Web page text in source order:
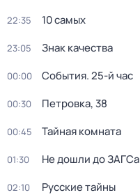
22:35 10 самых
23:05 Знак качества
00:00 События. 25-й час
00:30 Петровка, 38
00:45 Тайная комната
01:30 Не дошли до ЗАГСа
02:10 Русские тайны